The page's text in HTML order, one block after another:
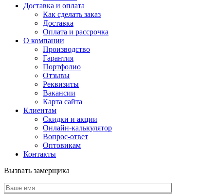
Доставка и оплата
Как сделать заказ
Доставка
Оплата и рассрочка
О компании
Производство
Гарантия
Портфолио
Отзывы
Реквизиты
Вакансии
Карта сайта
Клиентам
Скидки и акции
Онлайн-калькулятор
Вопрос-ответ
Оптовикам
Контакты
Вызвать замерщика